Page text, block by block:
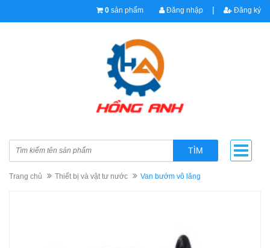
0 sản phẩm Đăng nhập | Đăng ký
TÌM
Trang chủ Thiết bị và vật tư nước Van bướm vô lăng